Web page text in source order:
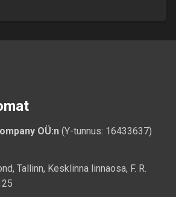
OÜ:n (Y-tunnus: 16433637)
Tallinn, Kesklinna linnaosa, F. R.